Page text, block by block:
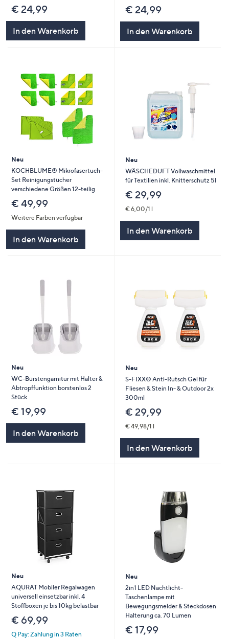
€ 24,99
In den Warenkorb
€ 24,99
In den Warenkorb
Neu
KOCHBLUME® Mikrofasertuch-
Set Reinigungstücher
verschiedene Größen 12-teilig
€ 49,99
Weitere Farben verfügbar
In den Warenkorb
Neu
WÄSCHEDUFT Vollwaschmittel
für Textilien inkl. Knitterschutz 5l
€ 29,99
€ 6,00/1 l
In den Warenkorb
Neu
WC-Bürstengarnitur mit Halter &
Abtropffunktion borstenlos 2
Stück
€ 19,99
In den Warenkorb
Neu
S-FIXX® Anti-Rutsch Gel für
Fliesen & Stein In- & Outdoor 2x
300ml
€ 29,99
€ 49,98/1 l
In den Warenkorb
Neu
AQURAT Mobiler Regalwagen
universell einsetzbar inkl. 4
Stoffboxen je bis 10kg belastbar
€ 69,99
Q Pay: Zahlung in 3 Raten
Neu
2in1 LED Nachtlicht-
Taschenlampe mit
Bewegungsmelder & Steckdosen
Halterung ca. 70 Lumen
€ 17,99